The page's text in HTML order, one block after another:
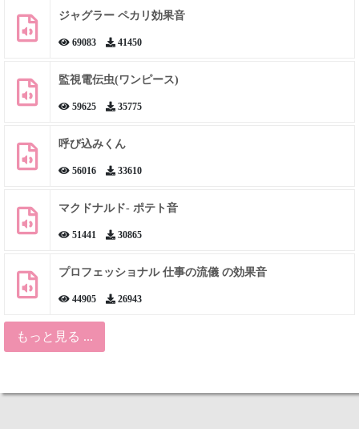
ジャグラー ペカリ効果音
69083 41450
監視電伝虫(ワンピース)
59625 35775
呼び込みくん
56016 33610
マクドナルド- ポテト音
51441 30865
プロフェッショナル 仕事の流儀 の効果音
44905 26943
もっと見る ...